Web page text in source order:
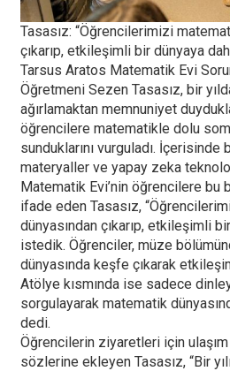
Tasasız: “Öğrencilerimizi
çıkarıp, etkileşimli bir dünyaya
Tarsus Aratos Matematik Evi
Öğretmeni Sezen Tasasız, bir
ağırlamaktan memnuniyet
öğrencilere matematikle dolu
sunduklarını vurguladı. İçerisinde
materyaller ve yapay zeka
Matematik Evi’nin öğrencilere bu
ifade eden Tasasız,
dünyasından çıkarıp, etkileşimli
istedik. Öğrenciler, müze
dünyasında keşfe çıkarak
Atölye kısmında ise sadece
sorgulayarak matematik
dedi.
Öğrencilerin ziyaretleri için
sözlerine ekleyen Tasasız, “Bir